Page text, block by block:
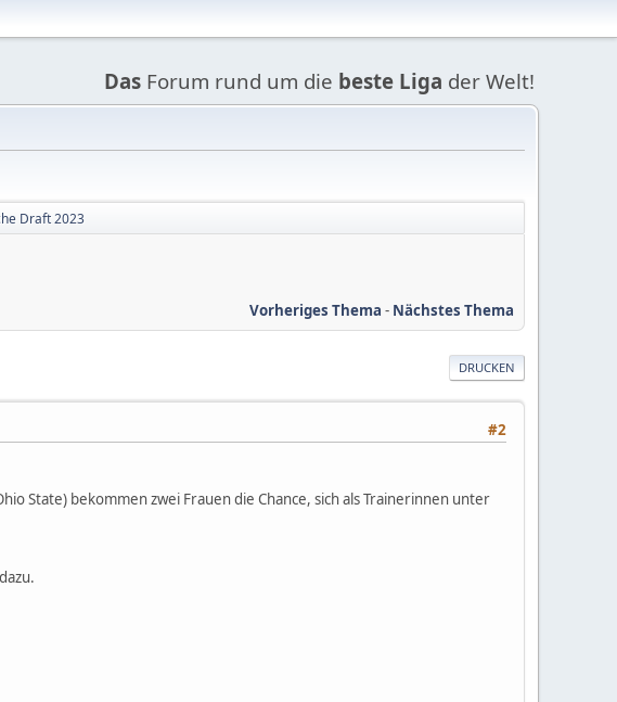
Das Forum rund um die beste Liga der Welt!
Draft 2023
Vorheriges Thema - Nächstes Thema
DRUCKEN
#2
State) bekommen zwei Frauen die Chance, sich als Trainerinnen unter